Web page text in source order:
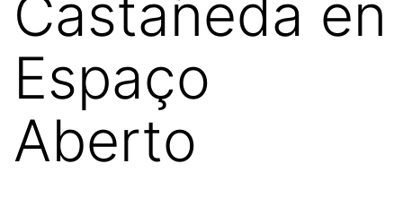
Castañeda en
Espaço
Aberto